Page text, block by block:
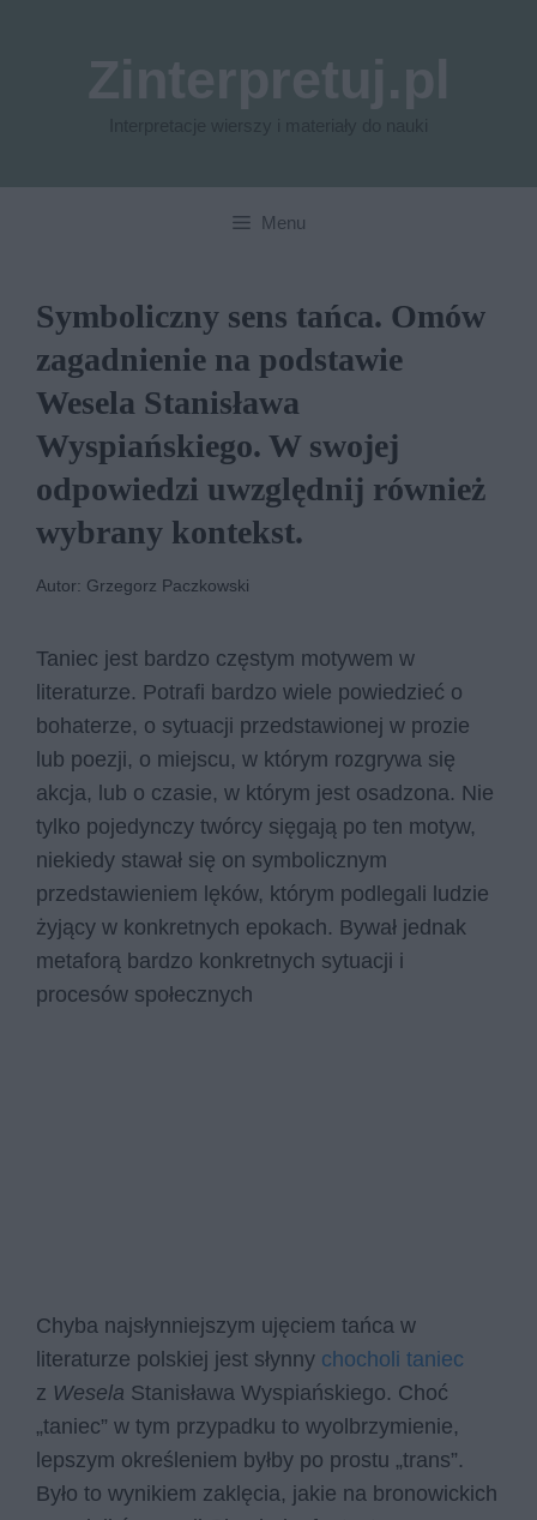
Menu
Symboliczny sens tańca. Omów
zagadnienie na podstawie
Wesela Stanisława
Wyspiańskiego. W swojej
odpowiedzi uwzględnij również
wybrany kontekst.
Autor: Grzegorz Paczkowski
Taniec jest bardzo częstym motywem w
literaturze. Potrafi bardzo wiele powiedzieć o
bohaterze, o sytuacji przedstawionej w prozie
lub poezji, o miejscu, w którym rozgrywa się
akcja, lub o czasie, w którym jest osadzona. Nie
tylko pojedynczy twórcy sięgają po ten motyw,
niekiedy stawał się on symbolicznym
przedstawieniem lęków, którym podlegali ludzie
żyjący w konkretnych epokach. Bywał jednak
metaforą bardzo konkretnych sytuacji i
procesów społecznych
Chyba najsłynniejszym ujęciem tańca w
literaturze polskiej jest słynny chocholi taniec
z Wesela Stanisława Wyspiańskiego. Choć
„taniec” w tym przypadku to wyolbrzymienie,
lepszym określeniem byłby po prostu „trans”.
Było to wynikiem zaklęcia, jakie na bronowickich